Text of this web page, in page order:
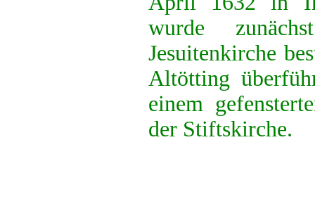
wurde
Jesuitenkirche
Altötting
einem
der Stiftskirche.